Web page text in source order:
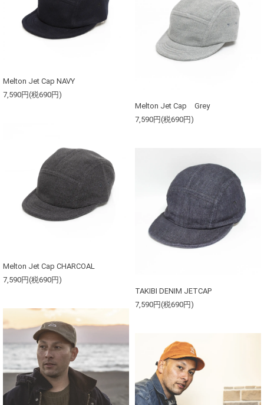
Melton Jet Cap NAVY
7,590円(税690円)
Melton Jet Cap Grey
7,590円(税690円)
Melton Jet Cap CHARCOAL
7,590円(税690円)
TAKIBI DENIM JETCAP
7,590円(税690円)